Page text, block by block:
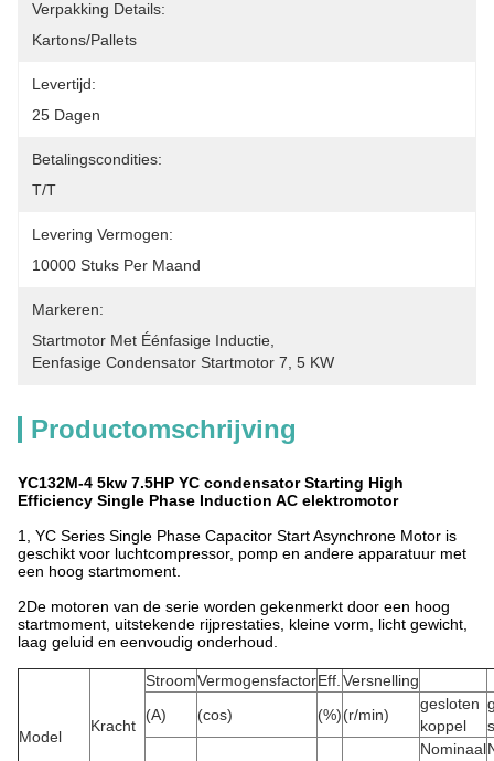
Verpakking Details:
Kartons/Pallets
Levertijd:
25 Dagen
Betalingscondities:
T/T
Levering Vermogen:
10000 Stuks Per Maand
Markeren:
Startmotor Met Éénfasige Inductie
Eenfasige Condensator Startmotor 7 5 KW
Productomschrijving
YC132M-4 5kw 7.5HP YC condensator Starting High
Efficiency Single Phase Induction AC elektromotor
1, YC Series Single Phase Capacitor Start Asynchrone Motor is
geschikt voor luchtcompressor, pomp en andere apparatuur met
een hoog startmoment.
2De motoren van de serie worden gekenmerkt door een hoog
startmoment, uitstekende rijprestaties, kleine vorm, licht gewicht,
laag geluid en eenvoudig onderhoud.
Model
Kracht
StroomVermogensfactorEff. Versnelling
(A)
(cos) (%)(r/min)
gesloten
koppel
Nominaal